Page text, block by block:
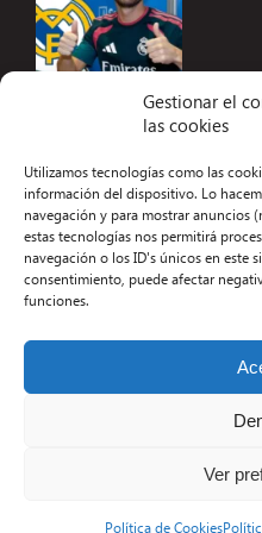
Gestionar el
las cookies
Utilizamos tecnologías como las
información del dispositivo. Lo
navegación y para mostrar anuncios
estas tecnologías nos permitirá
navegación o los ID's únicos en este
consentimiento, puede afectar
funciones.
Ver
Política de Cookies
Términos
Política
Desarrollo